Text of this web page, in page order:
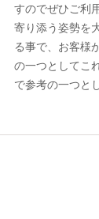
すのでぜひご利
寄り添う姿勢を
る事で、お客様
の一つとしてこ
で参考の一つと